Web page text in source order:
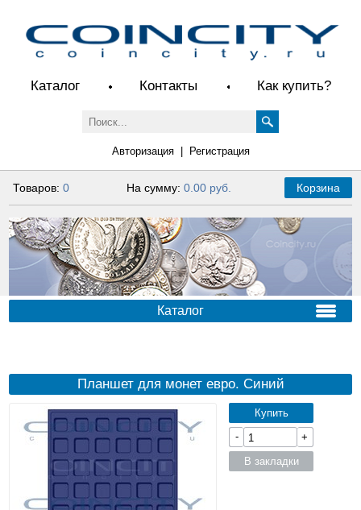
Каталог Контакты Как купить?
Авторизация| Регистрация
Товаров:0 На сумму: 0.00 руб. Корзина
Каталог
Планшет для монет евро. Синий
Купить
-
+
В закладки